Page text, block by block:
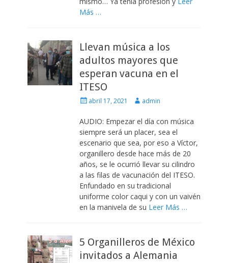
Más …
Llevan música a los
adultos mayores que
esperan vacuna en el
ITESO
Escritoabril 17, 2021 Autoradmin
AUDIO: Empezar el día con música
siempre será un placer, sea el
escenario que sea, por eso a Víctor,
organillero desde hace más de 20
años, se le ocurrió llevar su cilindro
a las filas de vacunación del ITESO.
Enfundado en su tradicional
uniforme color caqui y con un vaivén
en la manivela de su Leer Más …
5 Organilleros de México
invitados a Alemania